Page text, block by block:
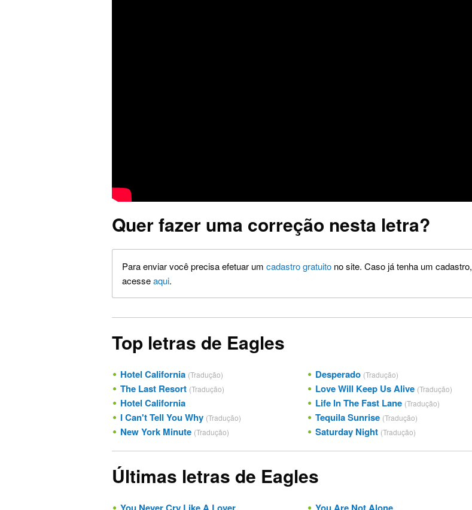
Quer fazer uma correção nesta letra?
Para enviar você precisa efetuar um cadastro gratuito no site. Caso já tenha um cadastro,
acesseaqui.
Top letras de Eagles
Hotel California (Tradução) Desperado (Tradução)
The Last Resort (Tradução) Love Will Keep Us Alive (Tradução)
Hotel California Life In The Fast Lane (Tradução)
I Can't Tell You Why (Tradução) Tequila Sunrise (Tradução)
New York Minute (Tradução) Saturday Night (Tradução)
Últimas letras de Eagles